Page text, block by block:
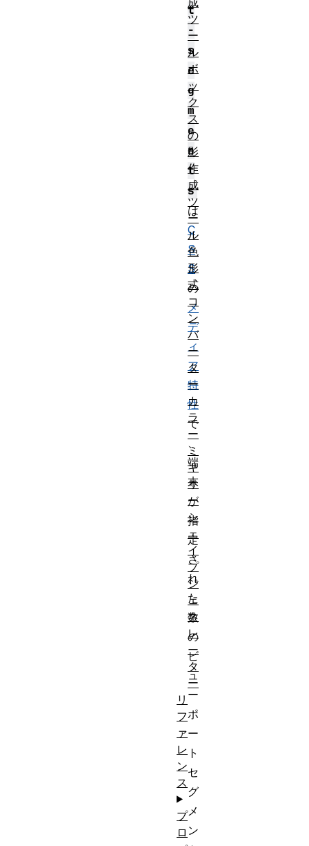
t
-
s
e
g
m
e
n
t
s
は
C
S
S
の
メ
デ
ィ
ア
特
性
で
、
端
末
が
指
定
さ
れ
た
数
の
ビ
ュ
ー
ポ
ー
ト
セ
グ
メ
ン
ツ
ー
ル
ボ
ッ
ク
ス
の
影
作
成
ツ
ー
ル
色
形
式
コ
ン
バ
ー
タ
ー
カ
ラ
ー
ミ
キ
サ
ー
シ
ェ
イ
プ
ジ
ェ
ネ
レ
ー
タ
ー
リ
フ
ァ
レ
ン
ス
プ
ロ